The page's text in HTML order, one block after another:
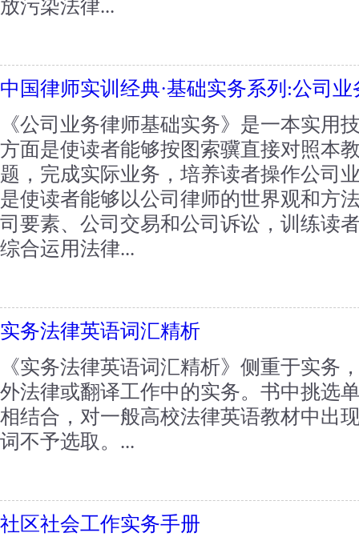
放污染法律...
中国律师实训经典·基础实务系列:公司
《公司业务律师基础实务》是一本实用
方面是使读者能够按图索骥直接对照本
题，完成实际业务，培养读者操作公司
是使读者能够以公司律师的世界观和方
司要素、公司交易和公司诉讼，训练读
综合运用法律...
实务法律英语词汇精析
《实务法律英语词汇精析》侧重于实务
外法律或翻译工作中的实务。书中挑选
相结合，对一般高校法律英语教材中出
词不予选取。...
社区社会工作实务手册